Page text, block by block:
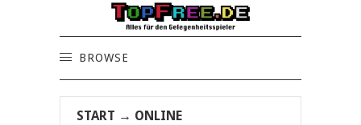
BROWSE
START → ONLINE